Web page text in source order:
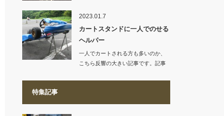
2023.01.7
カートスタンドに一人でのせる
ヘルパー
一人でカートされる方も多いのか、
こちら反響の大きい記事です。記事
特集記事